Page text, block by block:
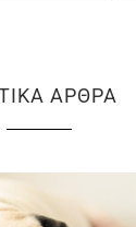
ΆΡΘΡΑ